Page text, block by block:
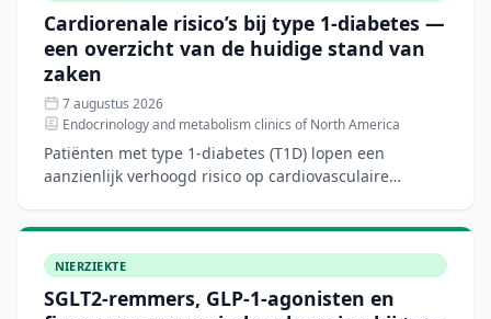
Cardiorenale risico’s bij type 1-diabetes —
een overzicht van de huidige stand van
zaken
7 augustus 2026
Endocrinology and metabolism clinics of North America
Patiënten met type 1-diabetes (T1D) lopen een
aanzienlijk verhoogd risico op cardiovasculaire
Hoewel nieuwe di
NIERZIEKTE
SGLT2-remmers, GLP-1-agonisten en